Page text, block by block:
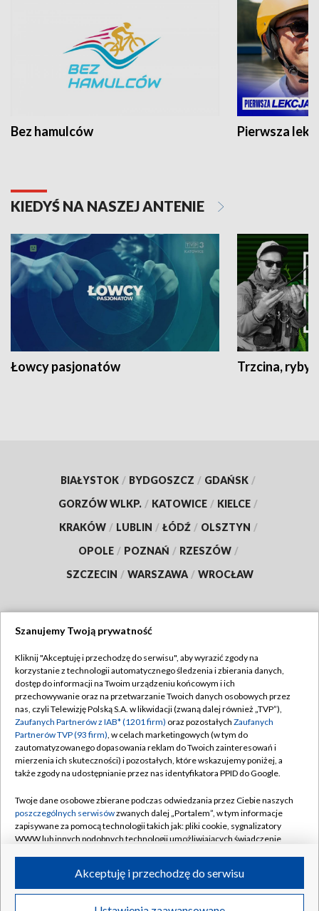
Bez hamulców Pierwsza
KIEDYŚ NA NASZEJ ANTENIE
Łowcy pasjonatów Trzcina, ryby
BIAŁYSTOK / BYDGOSZCZ / GDAŃSK /
GORZÓW WLKP. / KATOWICE / KIELCE /
KRAKÓW / LUBLIN / ŁÓDŹ / OLSZTYN /
OPOLE / POZNAŃ / RZESZÓW /
SZCZECIN / WARSZAWA / WROCŁAW
TVP
Abonament TVP
Emisja w TVP
Centrum informacji TVP
Naziemna Telewizja Cyfrowa
Rada Programowa
System NOS
Informacje o nadawcy
Program dla prasy
Regulamin TVP
Polityka prywatności
Moje zgody
Pomoc
Kontakt
Kanały
©2026 Telewizja Polska S.A. w likwidacji
Szanujemy Twoją prywatność
Kliknij "Akceptuję i przechodzę do serwisu", aby wyrazić zgody na
korzystanie z technologii automatycznego śledzenia i zbierania danych,
dostęp do informacji na Twoim urządzeniu końcowym i ich
przechowywanie oraz na przetwarzanie Twoich danych osobowych przez
nas, czyli Telewizję Polską S.A. w likwidacji (zwaną dalej również „TVP”),
Zaufanych Partnerów z IAB* (1201 firm) oraz pozostałych Zaufanych
Partnerów TVP (93 firm), w celach marketingowych (w tym do
zautomatyzowanego dopasowania reklam do Twoich zainteresowań i
mierzenia ich skuteczności) i pozostałych, które wskazujemy poniżej, a
także zgody na udostępnianie przez nas identyfikatora PPID do Google.
Twoje dane osobowe zbierane podczas odwiedzania przez Ciebie naszych
poszczególnych serwisówzwanych dalej „Portalem”, w tym informacje
zapisywane za pomocą technologii takich jak: pliki cookie, sygnalizatory
WWW lub innych podobnych technologii umożliwiających świadczenie
ruchu w Internecie.
Twoje dane osobowe zbierane podczas odwiedzania przez Ciebie
Akceptuję i przechodzę do serwisu